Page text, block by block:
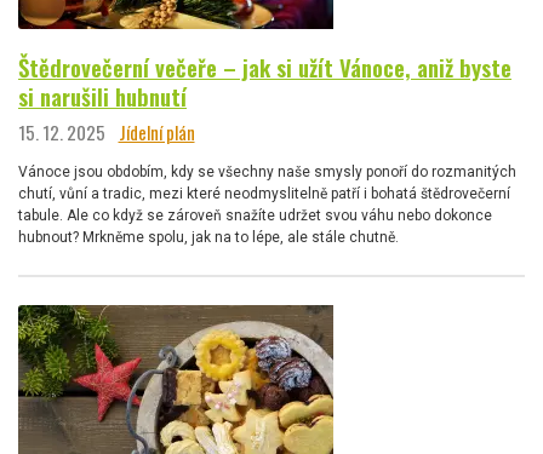
Štědrovečerní večeře – jak si užít Vánoce, aniž byste
si narušili hubnutí
15. 12. 2025 Jídelní plán
Vánoce jsou obdobím, kdy se všechny naše smysly ponoří do rozmanitých
chutí, vůní a tradic, mezi které neodmyslitelně patří i bohatá štědrovečerní
tabule. Ale co když se zároveň snažíte udržet svou váhu nebo dokonce
hubnout? Mrkněme spolu, jak na to lépe, ale stále chutně.